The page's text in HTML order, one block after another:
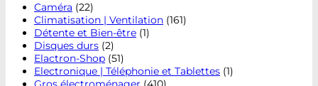
Caméra (22)
Climatisation | Ventilation (161)
Détente et Bien-être (1)
Disques durs (2)
Elactron-Shop (51)
Electronique | Téléphonie et Tablettes (1)